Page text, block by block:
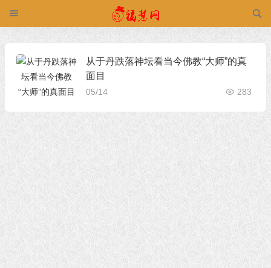
从于丹跌落神坛看当今佛教“大师”的真
面目
05/14 283